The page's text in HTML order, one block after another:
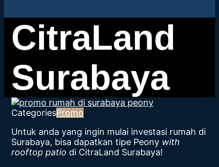
CategoriesPromo
Untuk anda yang ingin mulai investasi rumah di
Surabaya, bisa dapatkan tipe Peony with
rooftop patio di CitraLand Surabaya!